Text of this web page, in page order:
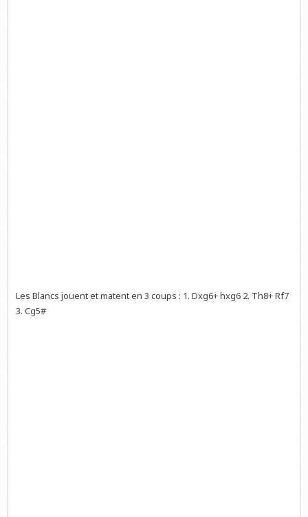
Les Blancs jouent et matent en 3 coups : 1. Dxg6+ hxg6 2. Th8+ Rf7
3. Cg5#